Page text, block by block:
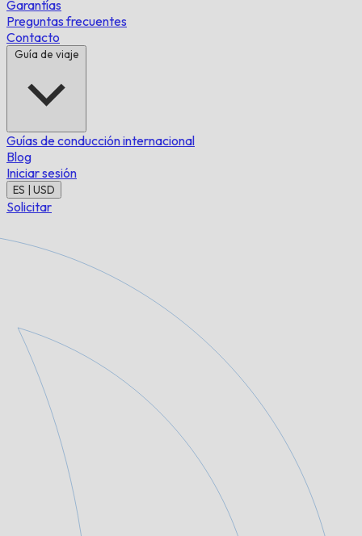
Garantías
Preguntas frecuentes
Contacto
Guía de viaje
Guías de conducción internacional
Blog
Iniciar sesión
ES | USD
Solicitar